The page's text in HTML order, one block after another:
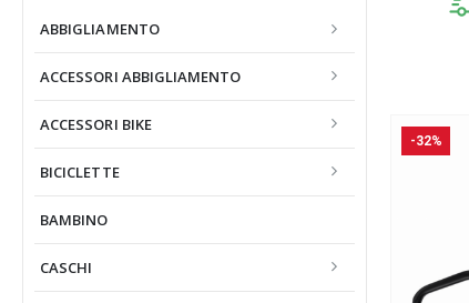
-32%
ABBIGLIAMENTO
ACCESSORI ABBIGLIAMENTO
ACCESSORI BIKE
BICICLETTE
BAMBINO
CASCHI